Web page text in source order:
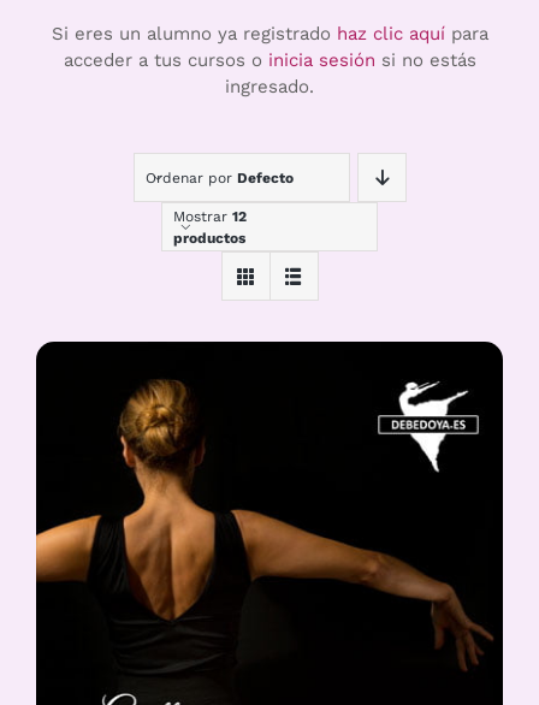
Si eres un alumno ya registrado haz clic aquípara
acceder a tus cursos o inicia sesión si no estás
ingresado.
Ordenar por Defecto
Mostrar 12
productos